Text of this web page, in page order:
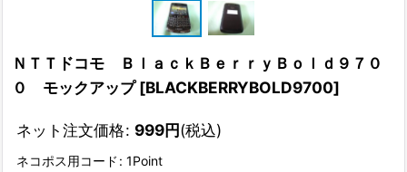
ＮＴＴドコモ ＢｌａｃｋＢｅｒｒｙＢｏｌｄ９７０
０ モックアップ [BLACKBERRYBOLD9700]
ネット注文価格: 999円(税込)
ネコポス用コード : 1Point